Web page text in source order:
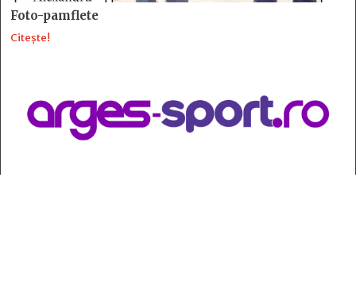
Foto-pamflete
Citește!